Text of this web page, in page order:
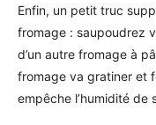
Enfin, un petit truc
fromage : saupoudrez
d’un autre fromage à
fromage va gratiner et
empêche l’humidité de